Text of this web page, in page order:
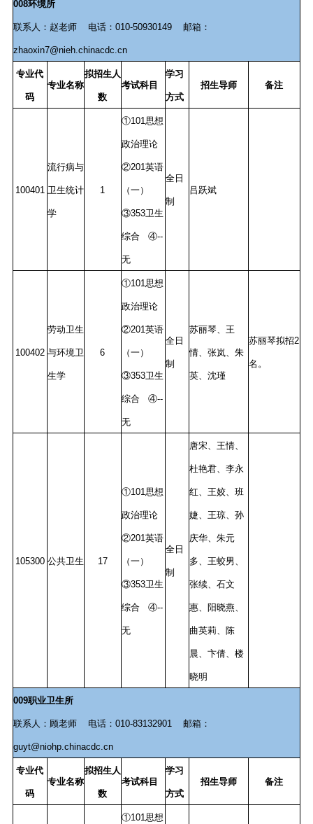
008环境所
联系人：赵老师 电话：010-50930149 邮箱：
zhaoxin7@nieh.chinacdc.cn
专业代
码
专业名称
拟招生人
数
考试科目
学习
方式
招生导师 备注
100401
流行病与
卫生统计
学
1
①101思想
政治理论
②201英语
（一）
③353卫生
综合 ④--
无
全日
制
吕跃斌
100402
劳动卫生
与环境卫
生学
6
①101思想
政治理论
②201英语
（一）
③353卫生
综合 ④--
无
全日
制
苏丽琴、王
情、张岚、朱
英、沈瑾
苏丽琴拟招2
名。
105300 公共卫生 17
①101思想
政治理论
②201英语
（一）
③353卫生
综合 ④--
无
全日
制
唐宋、王情、
杜艳君、李永
红、王姣、班
婕、王琼、孙
庆华、朱元
多、王蛟男、
张续、石文
惠、阳晓燕、
曲英莉、陈
晨、卞倩、楼
晓明
009职业卫生所
联系人：顾老师 电话：010-83132901 邮箱：
guyt@niohp.chinacdc.cn
专业代
码
专业名称
拟招生人
数
考试科目
学习
方式
招生导师 备注
①101思想